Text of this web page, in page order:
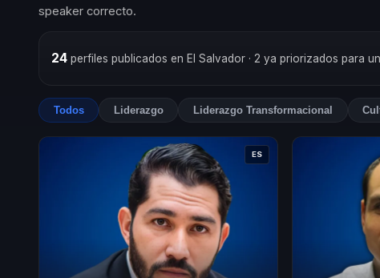
speaker correcto.
24perfiles publicados en El Salvador · 2 ya priorizados para
Todos Liderazgo Liderazgo Transformacional
ES